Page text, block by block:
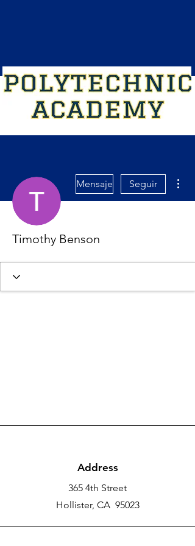
Mensaje Seguir
Timothy Benson
Address
365 4th Street
Hollister, CA 95023